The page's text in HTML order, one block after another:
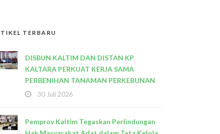
TERBARU
DISBUN KALTIM DAN DISTAN KP
KALTARA PERKUAT KERJA SAMA
PERBENIHAN TANAMAN PERKEBUNAN
30 Juli 2026
Pemprov Kaltim Tegaskan Perlindungan